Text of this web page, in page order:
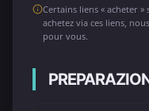
Certains liens « acheter
achetez via ces liens,
pour vous.